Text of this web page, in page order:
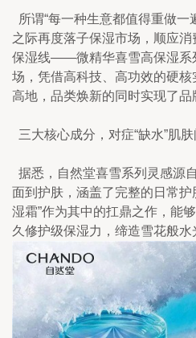
所谓“每一种生意都值得重做一
之际再度落子保湿市场，顺应
保湿线——微精华喜雪高保湿系
场，凭借高科技、高功效的硬
高地，品类焕新的同时实现了品
三大核心成分，对症“缺水”肌
据悉，自然堂喜雪系列灵感源
面到护肤，涵盖了完整的日常护
湿霜”作为其中的扛鼎之作，能
久修护级保湿力，缔造雪花般水